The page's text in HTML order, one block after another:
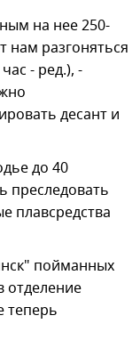
на нее 250-
нам разгоняться
- ред.), -
десант и
до 40
преследовать
плавсредства
пойманных
отделение
теперь